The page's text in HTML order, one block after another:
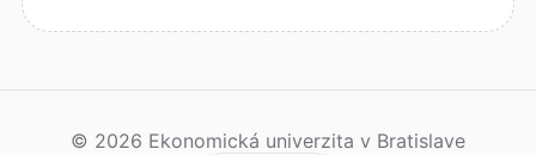
© 2026 Ekonomická univerzita v Bratislave